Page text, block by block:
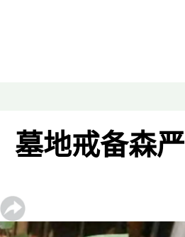
地戒备森严